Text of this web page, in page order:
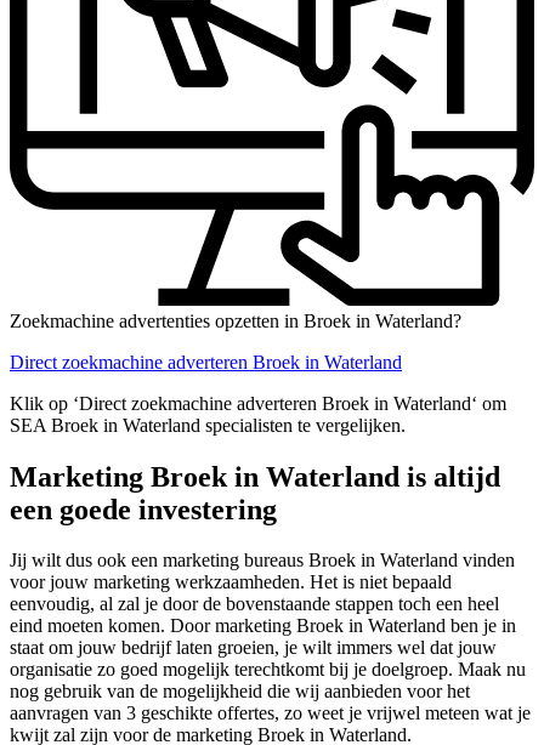
Zoekmachine advertenties opzetten in Broek in Waterland?
Direct zoekmachine adverteren Broek in Waterland
Klik op ‘Direct zoekmachine adverteren Broek in Waterland‘ om
SEA Broek in Waterland specialisten te vergelijken.
Marketing Broek in Waterland is altijd
een goede investering
Jij wilt dus ook een marketing bureaus Broek in Waterland vinden
voor jouw marketing werkzaamheden. Het is niet bepaald
eenvoudig, al zal je door de bovenstaande stappen toch een heel
eind moeten komen. Door marketing Broek in Waterland ben je in
staat om jouw bedrijf laten groeien, je wilt immers wel dat jouw
organisatie zo goed mogelijk terechtkomt bij je doelgroep. Maak nu
nog gebruik van de mogelijkheid die wij aanbieden voor het
aanvragen van 3 geschikte offertes, zo weet je vrijwel meteen wat je
kwijt zal zijn voor de marketing Broek in Waterland.